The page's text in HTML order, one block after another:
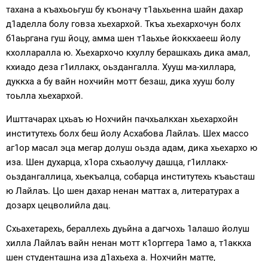
тахана а къахьоьгуш бу къоначу т1аьхьенна шайн дахар
д1аделла болу говза хьехархой. Ткъа хьехархочун болх
б1аьргана гуш йоцу, амма шен т1аьхье йоккхаееш йолу
кхолларалла ю. Хьехархочо кхуллу берашкахь дика амал,
кхиадо деза г1иллакх, оьздангалла. Хууш ма-хиллара,
дуккха а бу вайн нохчийн мотт безаш, дика хууш болу
тоьлла хьехархой.
Ишттачарах цхьаъ ю Нохчийн пачхьалкхан хьехархойн
институтехь болх беш йолу Асхабова Лайлаъ. Шех массо
аг1ор масал эца мегар долуш оьзда адам, дика хьехархо ю
иза. Шен духарца, х1ора схьаолучу дашца, г1иллакх-
оьздангаллица, хьекъалца, собарца институтехь къаьсташ
ю Лайлаъ. Цо шен дахар ненан маттах а, литературах а
дозарх цецволийла дац.
Схьахетарехь, бераллехь дуьйна а дагчохь 1алашо йолуш
хилла Лайлаъ вайн ненан мотт к1орггера 1амо а, т1аккха
шен студенташна иза д1ахьеха а. Нохчийн матте,